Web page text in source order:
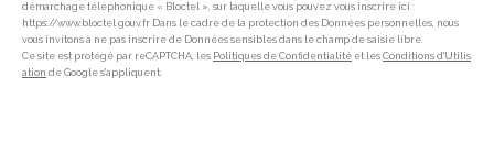
démarchage téléphonique « Bloctel », sur laquelle vous pouvez vous inscrire ici :
https://www.bloctel.gouv.fr Dans le cadre de la protection des Données personnelles, nous
vous invitons à ne pas inscrire de Données sensibles dans le champ de saisie libre.
Ce site est protégé par reCAPTCHA, les Politiques de Confidentialité et les Conditions d'Utilis
ation de Google s'appliquent.